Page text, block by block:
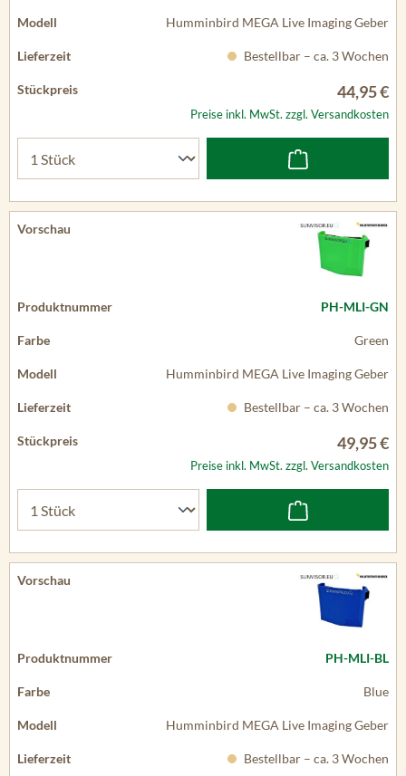
Humminbird MEGA Live Imaging Geber
Bestellbar – ca. 3 Wochen
44,95 €
Preise inkl. MwSt. zzgl. Versandkosten
PH-MLI-GN
Green
Humminbird MEGA Live Imaging Geber
Bestellbar – ca. 3 Wochen
49,95 €
Preise inkl. MwSt. zzgl. Versandkosten
PH-MLI-BL
Blue
Humminbird MEGA Live Imaging Geber
Bestellbar – ca. 3 Wochen